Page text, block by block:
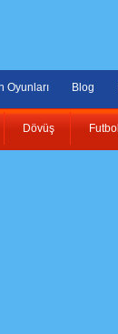
Oyunları Blog
Dövüş Futbol